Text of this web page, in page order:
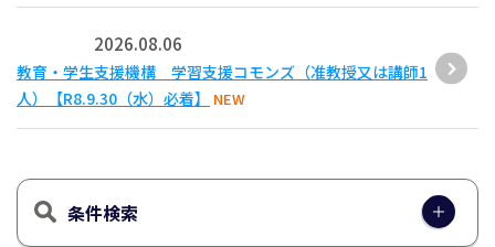
2026.08.06
教育・学生支援機構 学習支援コモンズ（准教授又は講師1
人）【R8.9.30（水）必着】
NEW
条件検索